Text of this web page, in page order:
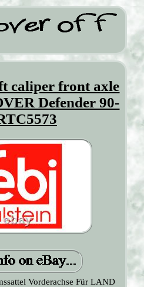
caliper front axle
Defender 90-
Vorderachse Für LAND